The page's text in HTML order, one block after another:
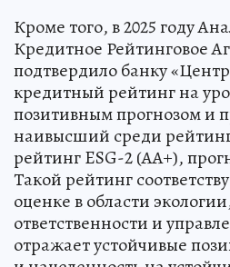
Кроме того, в 2025 году
Кредитное Рейтинговое
подтвердило банку
кредитный рейтинг на
позитивным прогнозом и
наивысший среди
рейтинг ESG-2 (AA+),
Такой рейтинг
оценке в области
ответственности и
отражает устойчивые